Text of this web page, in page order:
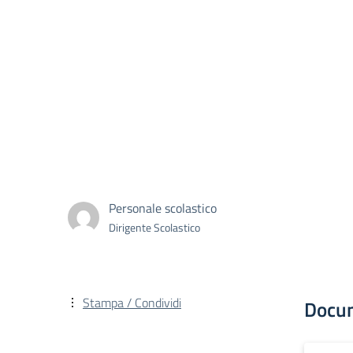
Personale scolastico
Dirigente Scolastico
Stampa / Condividi